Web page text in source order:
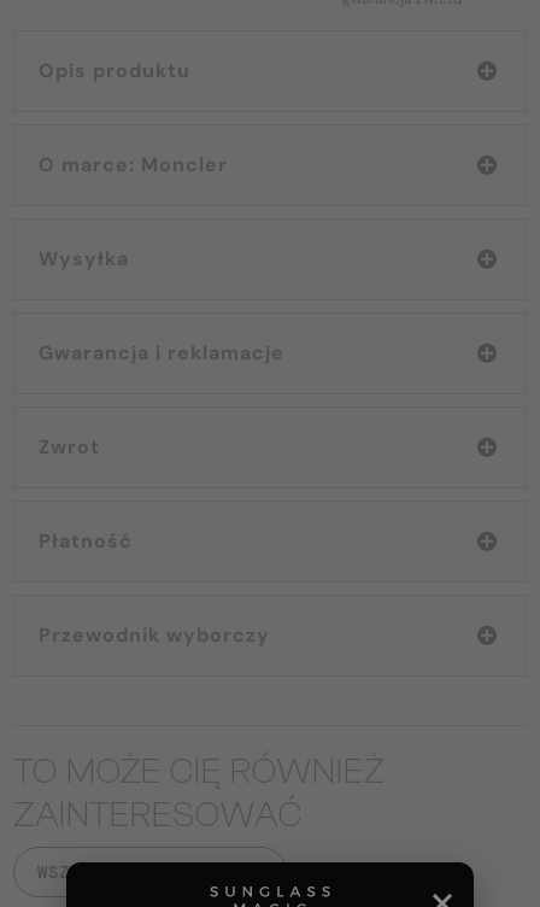
Opis produktu
O marce: Moncler
Wysyłka
Gwarancja i reklamacje
Zwrot
Płatność
Przewodnik wyborczy
TO MOŻE CIĘ RÓWNIEŻ
ZAINTERESOWAĆ
WSZYSTKIE PRODUKTY